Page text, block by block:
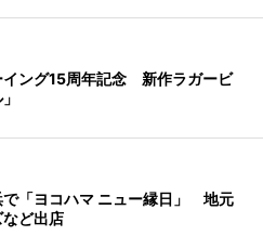
イング15周年記念 新作ラガービ
で「ヨコハマ ニュー縁日」 地元
ど出店